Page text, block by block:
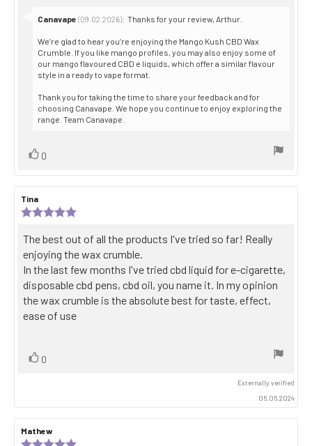
stars
Reply
Canavape (09.02.2026): Thanks for your review, Arthur.
We’re glad to hear you’re enjoying the Mango Kush CBD Wax
Crumble. If you like mango profiles, you may also enjoy some of
our mango flavoured CBD e liquids, which offer a similar flavour
style in a ready to vape format.
Thank you for taking the time to share your feedback and for
choosing Canavape. We hope you continue to enjoy exploring the
range. Team Canavape.
Vote
0
Review
author:
Tina
date:
out
of
5
Review
text:
The best out of all the products I've tried so far! Really
enjoying the wax crumble.
In the last few months I've tried cbd liquid for e-cigarette,
disposable cbd pens, cbd oil, you name it. In my opinion
the wax crumble is the absolute best for taste, effect,
ease of use
Vote
0
Externally verified
06.06.2024
Review
author:
Mathew
date: